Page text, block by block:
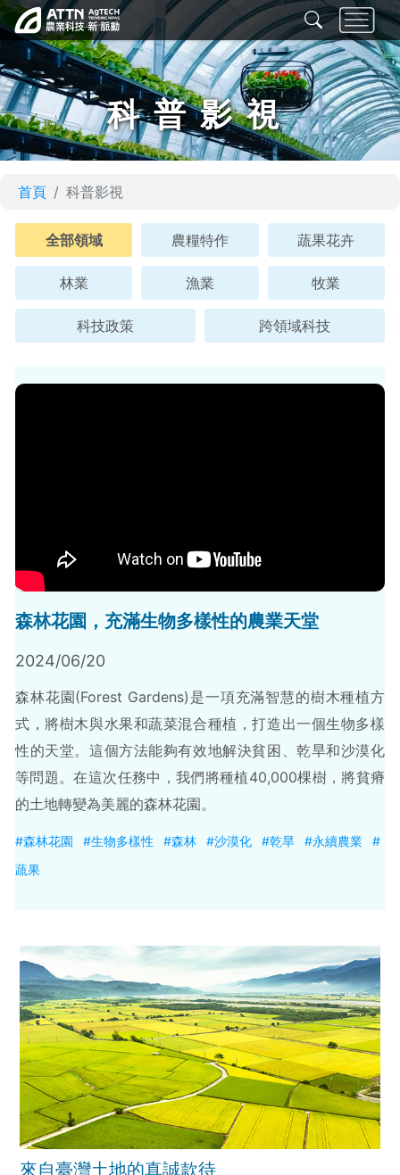
科普影視
首頁 科普影視
全部領域 農糧特作 蔬果花卉
林業 漁業 牧業
科技政策 跨領域科技
森林花園，充滿生物多樣性的農業天堂
2024/06/20
森林花園(Forest Gardens)是一項充滿智慧的樹木種植方
式，將樹木與水果和蔬菜混合種植，打造出一個生物多樣
性的天堂。這個方法能夠有效地解決貧困、乾旱和沙漠化
等問題。在這次任務中，我們將種植40,000棵樹，將貧瘠
的土地轉變為美麗的森林花園。
#森林花園 #生物多樣性 #森林 #沙漠化 #乾旱 #永續農業
#
蔬果
來自臺灣土地的真誠款待